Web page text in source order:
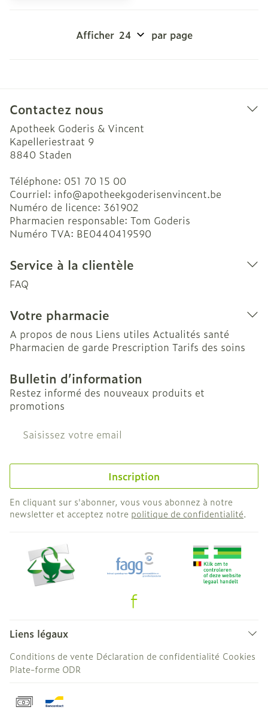
Afficher par page
Contactez nous
Apotheek Goderis & Vincent
Kapelleriestraat 9
8840 Staden
Téléphone: 051 70 15 00
Courriel: info@apotheekgoderisenvincent.be
Numéro de licence: 361902
Pharmacien responsable: Tom Goderis
Numéro TVA: BE0440419590
Service à la clientèle
FAQ
Votre pharmacie
A propos de nous Liens utiles Actualités santé
Pharmacien de garde Prescription Tarifs des soins
Bulletin d’information
Restez informé des nouveaux produits et
promotions
Adresse mail
Inscription
En cliquant sur s'abonner, vous vous abonnez à notre
newsletter et acceptez notre politique de confidentialité.
Liens légaux
Conditions de vente Déclaration de confidentialité Cookies
Plate-forme ODR